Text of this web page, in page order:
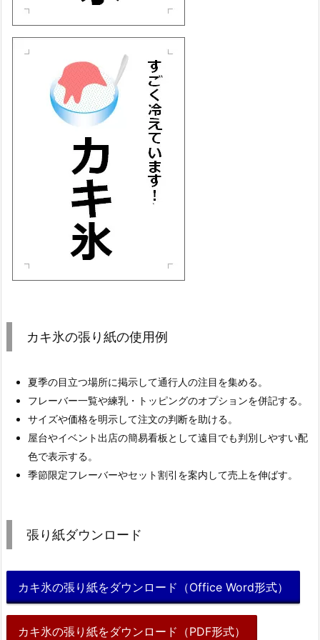
カキ氷の張り紙の使用例
夏季の目立つ場所に掲示して通行人の注目を集める。
フレーバー一覧や練乳・トッピングのオプションを併記する。
サイズや価格を明示して注文の判断を助ける。
屋台やイベント出店の簡易看板として遠目でも判別しやすい配
色で表示する。
季節限定フレーバーやセット割引を案内して売上を伸ばす。
張り紙ダウンロード
カキ氷の張り紙をダウンロード（Office Word形式）
カキ氷の張り紙をダウンロード（PDF形式）